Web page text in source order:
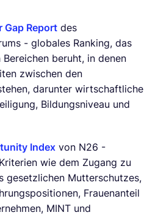
Gap Report des
- globales Ranking, das
beruht, in denen
zwischen den
darunter wirtschaftliche
Bildungsniveau und
Index von N26 -
wie dem Zugang zu
gesetzlichen Mutterschutzes,
Frauenanteil
MINT und